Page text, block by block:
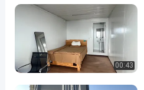
cabine
portable
pour
le
travailleur
00:43